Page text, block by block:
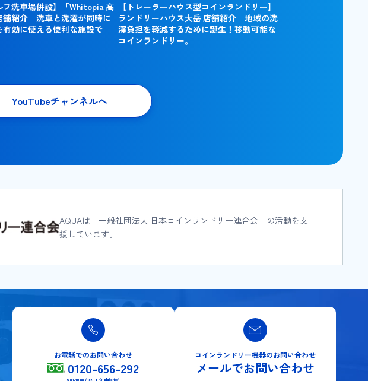
フ洗車場併設】「Whitopia 高
舗紹介 洗車と洗濯が同時に
有効に使える便利な施設で
【トレーラーハウス型コインランドリー】
ランドリーハウス大岳 店舗紹介 地域の洗
濯負担を軽減するために誕生！移動可能な
コインランドリー。
YouTubeチャンネルへ
AQUAは「一般社団法人 日本コインランドリー連合会」の活動を支
援しています。
お電話でのお問い合わせ
0120-656-292
コインランドリー機器のお問い合わせ
メールでお問い合わせ